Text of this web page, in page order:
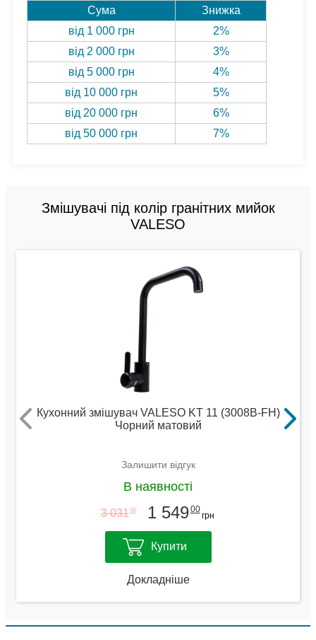
Сума
Знижка
від 1 000 грн
2%
від 2 000 грн
3%
від 5 000 грн
4%
від 10 000 грн
5%
від 20 000 грн
6%
від 50 000 грн
7%
Змішувачі під колір гранітних мийок
VALESO
Кухонний змішувач VALESO KT 11 (3008B-FH)
Чорний матовий
Залишити відгук
В наявності
3 031 00 1 54900
грн
Купити
Докладніше